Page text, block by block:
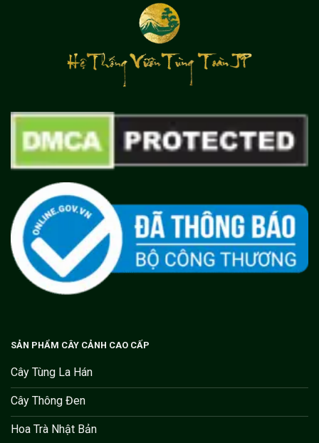
SẢN PHẨM CÂY CẢNH CAO CẤP
Cây Tùng La Hán
Cây Thông Đen
Hoa Trà Nhật Bản